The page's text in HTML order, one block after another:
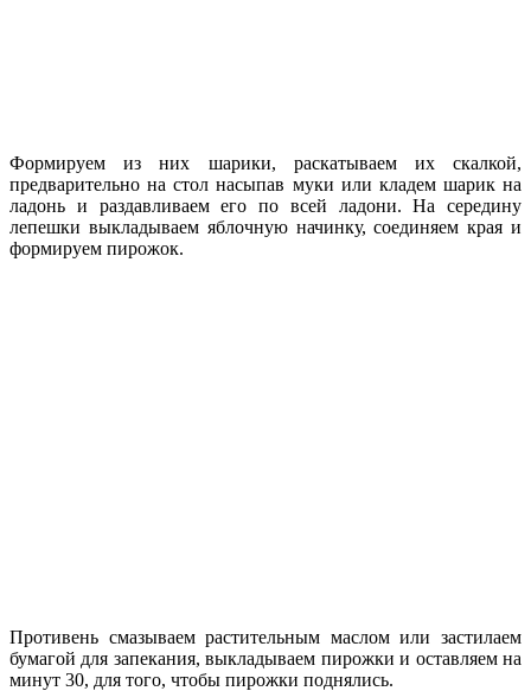
Формируем из них шарики, раскатываем их скалкой,
предварительно на стол насыпав муки или кладем шарик на
ладонь и раздавливаем его по всей ладони. На середину
лепешки выкладываем яблочную начинку, соединяем края и
формируем пирожок.
Противень смазываем растительным маслом или застилаем
бумагой для запекания, выкладываем пирожки и оставляем на
минут 30, для того, чтобы пирожки поднялись.